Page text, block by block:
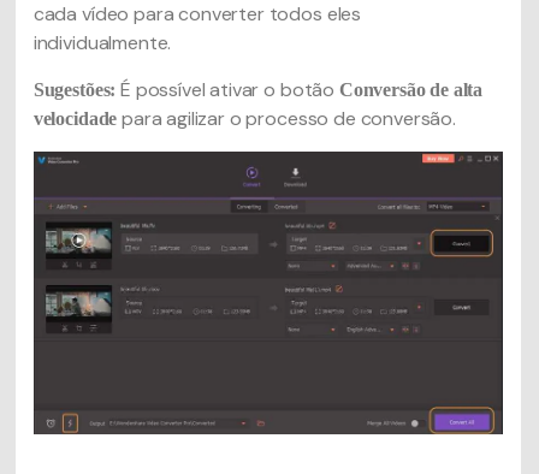
cada vídeo para converter todos eles
individualmente.
Sugestões: É possível ativar o botão Conversão de alta
velocidade para agilizar o processo de conversão.